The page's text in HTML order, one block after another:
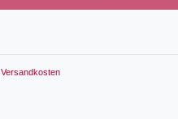
Versandkosten